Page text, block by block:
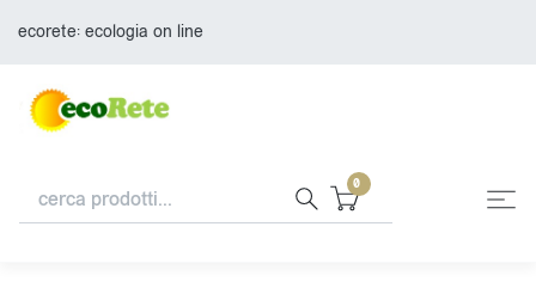
ecorete: ecologia on line
0